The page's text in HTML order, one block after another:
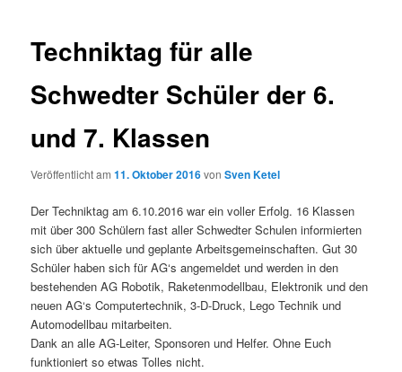
Techniktag für alle
Schwedter Schüler der 6.
und 7. Klassen
Veröffentlicht am11. Oktober 2016vonSven Ketel
Der Techniktag am 6.10.2016 war ein voller Erfolg. 16 Klassen
mit über 300 Schülern fast aller Schwedter Schulen informierten
sich über aktuelle und geplante Arbeitsgemeinschaften. Gut 30
Schüler haben sich für AG‘s angemeldet und werden in den
bestehenden AG Robotik, Raketenmodellbau, Elektronik und den
neuen AG‘s Computertechnik, 3-D-Druck, Lego Technik und
Automodellbau mitarbeiten.
Dank an alle AG-Leiter, Sponsoren und Helfer. Ohne Euch
funktioniert so etwas Tolles nicht.